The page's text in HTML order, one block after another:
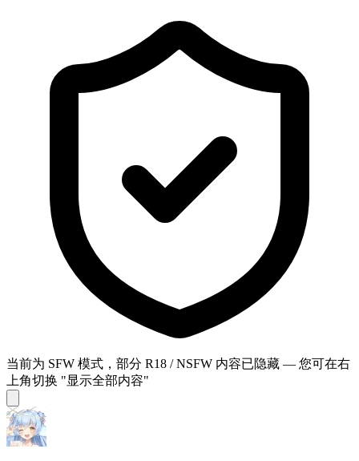
当前为 SFW 模式，部分 R18 / NSFW 内容已隐藏 — 您可在右
上角切换 "显示全部内容"